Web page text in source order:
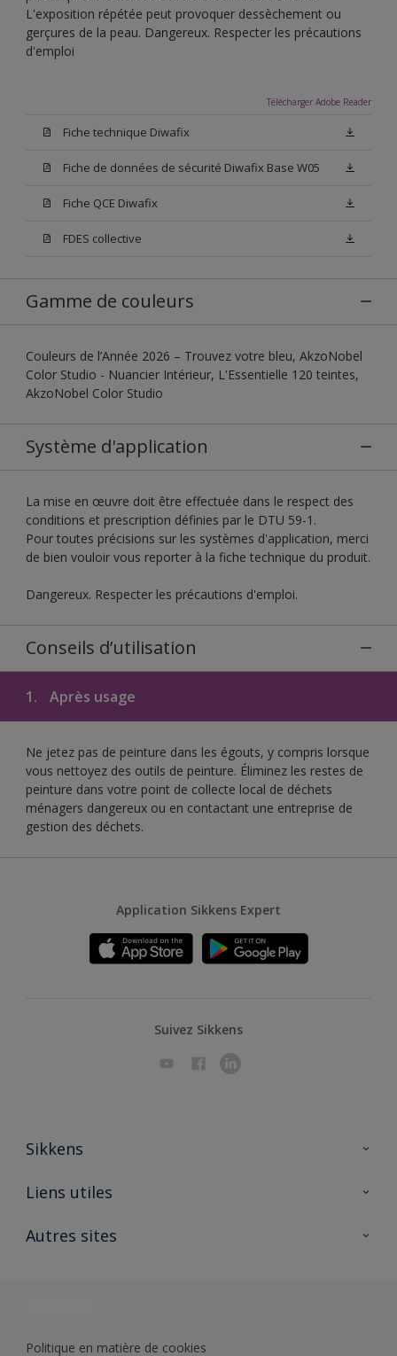
L'exposition répétée peut provoquer dessèchement ou
gerçures de la peau. Dangereux. Respecter les précautions
d'emploi
Télécharger Adobe Reader
Fiche technique Diwafix
Fiche de données de sécurité Diwafix Base W05
Fiche QCE Diwafix
FDES collective
Gamme de couleurs
Couleurs de l’Année 2026 – Trouvez votre bleu, AkzoNobel
Color Studio - Nuancier Intérieur, L'Essentielle 120 teintes,
AkzoNobel Color Studio
Système d'application
La mise en œuvre doit être effectuée dans le respect des
conditions et prescription définies par le DTU 59-1.
Pour toutes précisions sur les systèmes d'application, merci
de bien vouloir vous reporter à la fiche technique du produit.
Dangereux. Respecter les précautions d'emploi.
Conseils d’utilisation
1. Après usage
Ne jetez pas de peinture dans les égouts, y compris lorsque
vous nettoyez des outils de peinture. Éliminez les restes de
peinture dans votre point de collecte local de déchets
ménagers dangereux ou en contactant une entreprise de
gestion des déchets.
Application Sikkens Expert
Suivez Sikkens
Sikkens
A propos de Sikkens
Liens utiles
Ouvrir un magasin PASS
Autres sites
Politique en matière de cookies